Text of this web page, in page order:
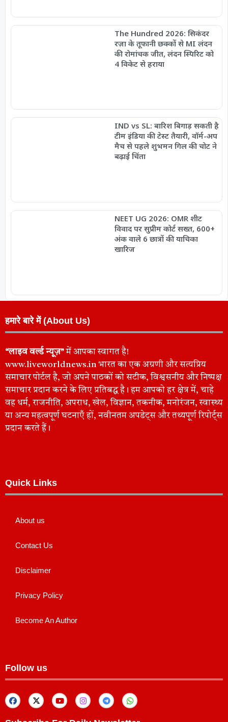
The Hundred 2026: सिकंदर
रज़ा के तूफानी छक्कों से MI लंदन
की रोमांचक जीत, लंदन स्पिरिट को
4 विकेट से हराया
IND vs SL: बारिश बिगाड़ सकती है
टीम इंडिया की टेस्ट तैयारी, वॉर्म-अप
मैच से पहले शुभमन गिल की चोट ने
बढ़ाई चिंता
NEET UG 2026: OMR शीट
विवाद पर सुप्रीम कोर्ट सख्त, 600+
अंक वाले 6 छात्रों की याचिका
खारिज
हमारे बारे में (About Us)
“लाइव वर्ल्ड न्यूज़”में आपका स्वागत है!
www.liveworldnews.in भारत का एक अग्रणी और सत्यप्रिय
समाचार पोर्टल है, जो अपने पाठकों को सटीक, विश्वसनीय और निष्पक्ष
समाचार प्रदान करने के लिए प्रतिबद्ध है। हम आपको हर क्षेत्र में, चाहे
वह धर्म, राजनीति, अपराध, खेल, विज्ञान, तकनीक, मनोरंजन, स्वास्थ्य
या अन्य महत्वपूर्ण घटनाएँ हों, नवीनतम अपडेट्स और तथ्यपूर्ण रिपोर्ट्स
प्रदान करते हैं।
Quick Links
About us
Contact Us
Disclaimer
Privacy Policy
Become An Author
Follow us